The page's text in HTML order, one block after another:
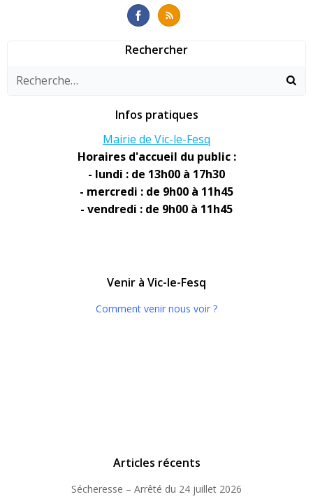
Rechercher
Infos pratiques
Mairie de Vic-le-Fesq
Horaires d'accueil du public :
- lundi : de 13h00 à 17h30
- mercredi : de 9h00 à 11h45
- vendredi : de 9h00 à 11h45
Venir à Vic-le-Fesq
Comment venir nous voir ?
Articles récents
Sécheresse – Arrêté du 24 juillet 2026